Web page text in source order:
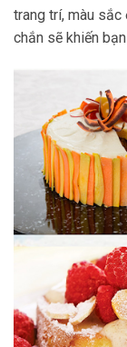
trang trí, màu sắc
chắn sẽ khiến